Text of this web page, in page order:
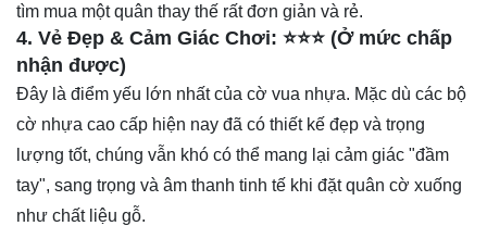
tìm mua một quân thay thế rất đơn giản và rẻ.
4. Vẻ Đẹp & Cảm Giác Chơi: ⭐⭐⭐ (Ở mức chấp
nhận được)
Đây là điểm yếu lớn nhất của cờ vua nhựa. Mặc dù các bộ
cờ nhựa cao cấp hiện nay đã có thiết kế đẹp và trọng
lượng tốt, chúng vẫn khó có thể mang lại cảm giác "đầm
tay", sang trọng và âm thanh tinh tế khi đặt quân cờ xuống
như chất liệu gỗ.